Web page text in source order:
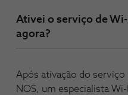
Ativei o serviço de
agora?
Após ativação do
NOS, um especialista